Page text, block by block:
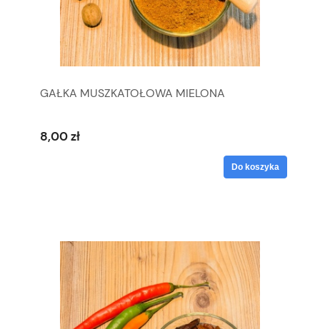
GAŁKA MUSZKATOŁOWA MIELONA
8,00 zł
Do koszyka